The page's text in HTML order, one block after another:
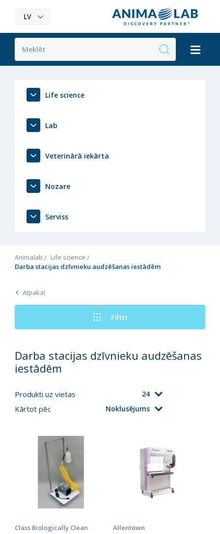
LV
Life science
Lab
Veterinārā iekārta
Nozare
Serviss
Animalab
Life science
Darba stacijas dzīvnieku audzēšanas iestādēm
Atpakaļ
Filtri
Darba stacijas dzīvnieku audzēšanas
iestādēm
Produkti uz vietas 24
Kārtot pēc Noklusējums
Class Biologically Clean Allentown